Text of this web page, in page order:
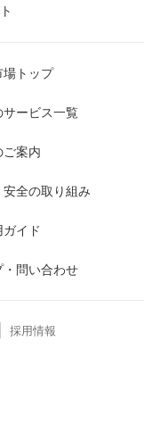
場トップ
サービス一覧
ご案内
安全の取り組み
ガイド
・問い合わせ
採用情報